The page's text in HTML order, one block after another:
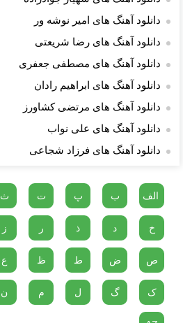
دانلود آهنگ های امیر نوشه ور
دانلود آهنگ های رضا شریعتی
دانلود آهنگ های مصطفی جعفری
دانلود آهنگ های ابراهیم رادان
دانلود آهنگ های مرتضی کشاورز
دانلود آهنگ های علی نواب
دانلود آهنگ های فرزاد شجاعی
الف ب پ ت ث
خ د ذ ر ز
ص ض ط ظ ع
ک گ ل م ن